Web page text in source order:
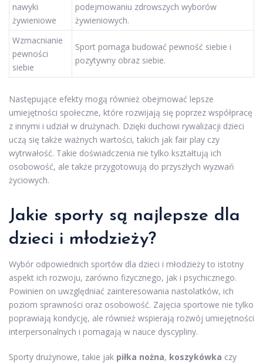
nawyki
żywieniowe
podejmowaniu zdrowszych wyborów
żywieniowych.
Wzmacnianie
pewności
siebie
Sport pomaga budować pewność siebie i
pozytywny obraz siebie.
Następujące efekty mogą również obejmować lepsze
umiejętności społeczne, które rozwijają się poprzez współpracę
z innymi i udział w drużynach. Dzięki duchowi rywalizacji dzieci
uczą się także ważnych wartości, takich jak fair play czy
wytrwałość. Takie doświadczenia nie tylko kształtują ich
osobowość, ale także przygotowują do przyszłych wyzwań
życiowych.
Jakie sporty są najlepsze dla
dzieci i młodzieży?
Wybór odpowiednich sportów dla dzieci i młodzieży to istotny
aspekt ich rozwoju, zarówno fizycznego, jak i psychicznego.
Powinien on uwzględniać zainteresowania nastolatków, ich
poziom sprawności oraz osobowość. Zajęcia sportowe nie tylko
poprawiają kondycję, ale również wspierają rozwój umiejętności
interpersonalnych i pomagają w nauce dyscypliny.
Sporty drużynowe, takie jak piłka nożna, koszykówka czy